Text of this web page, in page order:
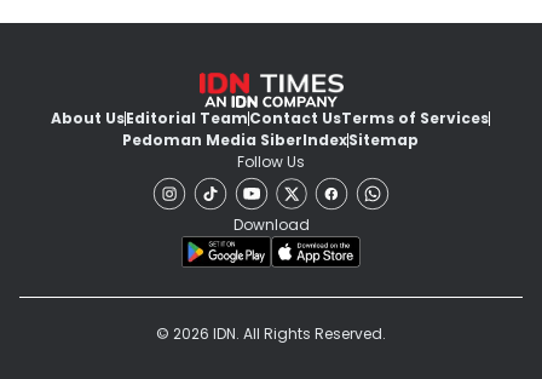
About UsEditorial TeamContact UsTerms of Services
Pedoman Media SiberIndexSitemap
Follow Us
Download
© 2026 IDN. All Rights Reserved.